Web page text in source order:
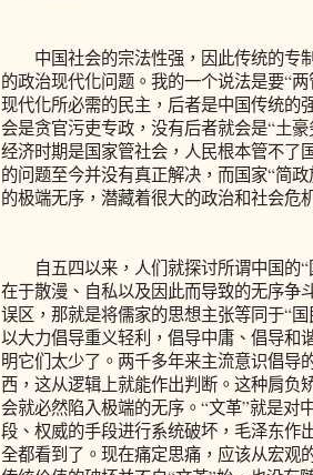
中国社会的宗法性强，因此传统的专
的政治现代化问题。我的一个说法是要“
现代化所必需的民主，后者是中国传统的
会是贪官污吏专政，没有后者就会是“土
经济时期是国家管社会，人民根本管不了
的问题至今并没有真正解决，而国家“简
的极端无序，潜藏着很大的政治和社会危
自五四以来，人们就探讨所谓中国的“
在于散漫、自私以及因此而导致的无序争
误区，那就是将儒家的思想主张等同于“
以大力倡导重义轻利，倡导中庸、倡导和
明它们太少了。两千多年来主流意识倡导
西，这从逻辑上就能作出判断。这种肩负
会就必然陷入极端的无序。“文革”就是对
段、权威的手段进行系统破坏，毛泽东作
全都看到了。现在痛定思痛，应该从宏观